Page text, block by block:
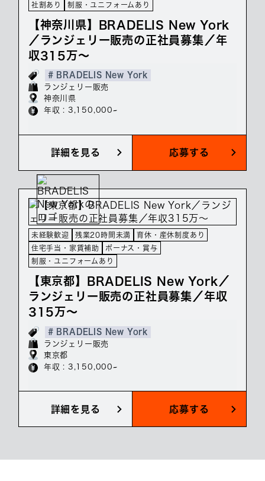
社割あり
制服・ユニフォームあり
【神奈川県】BRADELIS New York
／ランジェリー販売の正社員募集／年
収315万～
# BRADELIS New York
ランジェリー販売
神奈川県
年収 : 3,150,000~
詳細を見る 応募する
未経験歓迎 残業20時間未満
育休・産休制度あり
住宅手当・家賃補助
ボーナス・賞与
制服・ユニフォームあり
【東京都】BRADELIS New York／
ランジェリー販売の正社員募集／年収
315万～
# BRADELIS New York
ランジェリー販売
東京都
年収 : 3,150,000~
詳細を見る 応募する